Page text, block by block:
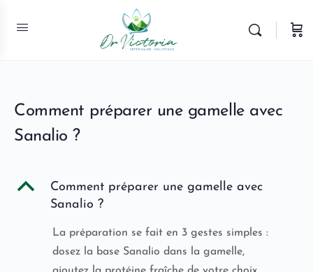
Comment préparer une gamelle avec
Sanalio ?
B
Comment préparer une gamelle avec
Sanalio ?
La préparation se fait en 3 gestes simples :
dosez la base Sanalio dans la gamelle,